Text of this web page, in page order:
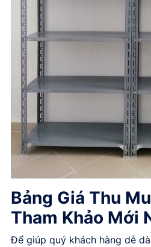
Bảng Giá Thu
Tham Khảo Mới
Để giúp quý khách hàng dễ